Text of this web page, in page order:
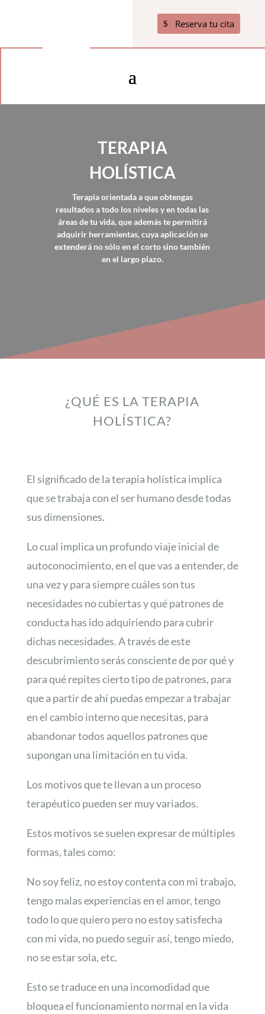
Reserva tu cita
TERAPIA
HOLÍSTICA
Terapia orientada a que obtengas
resultados a todo los niveles y en todas las
áreas de tu vida, que además te permitirá
adquirir herramientas, cuya aplicación se
extenderá no sólo en el corto sino también
en el largo plazo.
¿QUÉ ES LA TERAPIA
HOLÍSTICA?
El significado de la terapia holística implica
que se trabaja con el ser humano desde todas
sus dimensiones.
Lo cual implica un profundo viaje inicial de
autoconocimiento, en el que vas a entender, de
una vez y para siempre cuáles son tus
necesidades no cubiertas y qué patrones de
conducta has ido adquiriendo para cubrir
dichas necesidades. A través de este
descubrimiento serás consciente de por qué y
para qué repites cierto tipo de patrones, para
que a partir de ahí puedas empezar a trabajar
en el cambio interno que necesitas, para
abandonar todos aquellos patrones que
supongan una limitación en tu vida.
Los motivos que te llevan a un proceso
terapéutico pueden ser muy variados.
Estos motivos se suelen expresar de múltiples
formas, tales como:
No soy feliz, no estoy contenta con mi trabajo,
tengo malas experiencias en el amor, tengo
todo lo que quiero pero no estoy satisfecha
con mi vida, no puedo seguir así, tengo miedo,
no se estar sola, etc.
Esto se traduce en una incomodidad que
bloquea el funcionamiento normal en la vida